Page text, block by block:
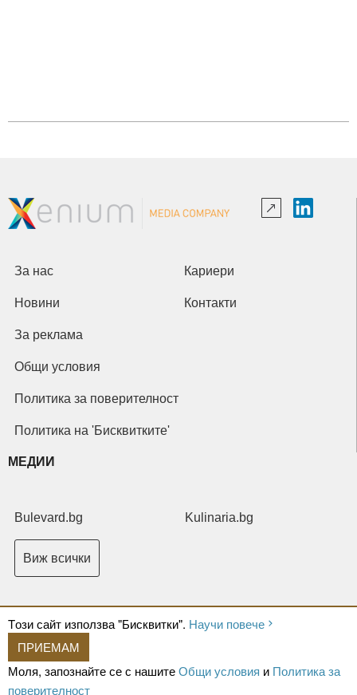
Tози сайт използва "Бисквитки". Научи повече
ПРИЕМАМ
Моля, запознайте се с нашитеОбщи условия и Политика за
поверителност
За нас Кариери
Новини Контакти
За реклама
Общи условия
Политика за поверителност
Политика на 'Бисквитките'
МЕДИИ
Bulevard.bg Kulinaria.bg
Виж всички
Copyright © 2026 Ксениум ООД. Всички права запазени.
XeniumCompany.com